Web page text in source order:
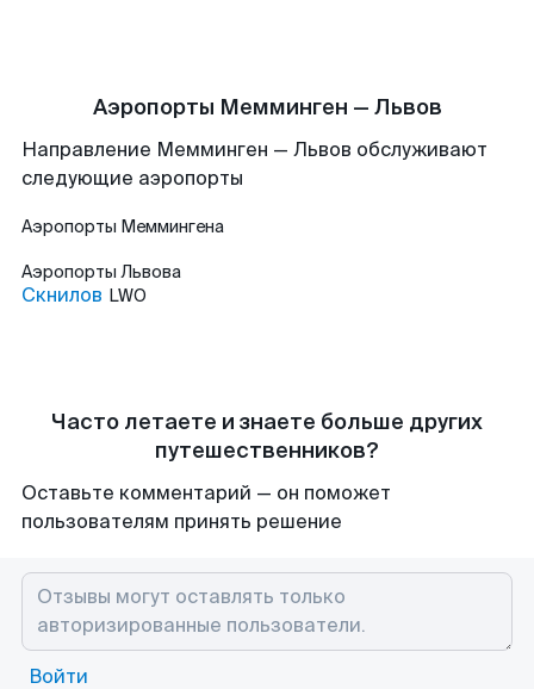
Аэропорты Мемминген — Львов
Направление Мемминген — Львов обслуживают
следующие аэропорты
Аэропорты Меммингена
Аэропорты Львова
Скнилов LWO
Часто летаете и знаете больше других
путешественников?
Оставьте комментарий — он поможет
пользователям принять решение
Войти